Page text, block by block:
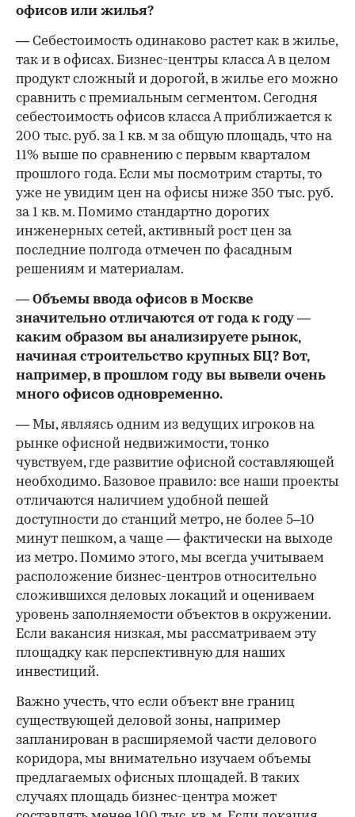
офисов или жилья?
— Себестоимость одинаково растет как в жилье,
так и в офисах. Бизнес-центры класса А в целом
продукт сложный и дорогой, в жилье его можно
сравнить с премиальным сегментом. Сегодня
себестоимость офисов класса А приближается к
200 тыс. руб. за 1 кв. м за общую площадь, что на
11% выше по сравнению с первым кварталом
прошлого года. Если мы посмотрим старты, то
уже не увидим цен на офисы ниже 350 тыс. руб.
за 1 кв. м. Помимо стандартно дорогих
инженерных сетей, активный рост цен за
последние полгода отмечен по фасадным
решениям и материалам.
— Объемы ввода офисов в Москве
значительно отличаются от года к году —
каким образом вы анализируете рынок,
начиная строительство крупных БЦ? Вот,
например, в прошлом году вы вывели очень
много офисов одновременно.
— Мы, являясь одним из ведущих игроков на
рынке офисной недвижимости, тонко
чувствуем, где развитие офисной составляющей
необходимо. Базовое правило: все наши проекты
отличаются наличием удобной пешей
доступности до станций метро, не более 5–10
минут пешком, а чаще — фактически на выходе
из метро. Помимо этого, мы всегда учитываем
расположение бизнес-центров относительно
сложившихся деловых локаций и оцениваем
уровень заполняемости объектов в окружении.
Если вакансия низкая, мы рассматриваем эту
площадку как перспективную для наших
инвестиций.
Важно учесть, что если объект вне границ
существующей деловой зоны, например
запланирован в расширяемой части делового
коридора, мы внимательно изучаем объемы
предлагаемых офисных площадей. В таких
случаях площадь бизнес-центра может